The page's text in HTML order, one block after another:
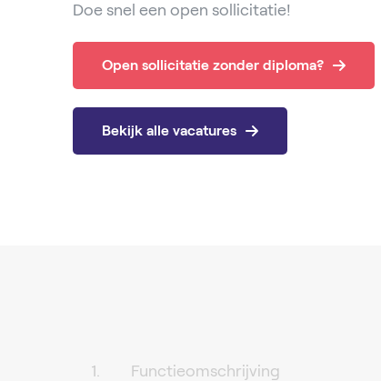
Doe snel een open sollicitatie!
Open sollicitatie zonder diploma?
Bekijk alle vacatures
Functieomschrijving